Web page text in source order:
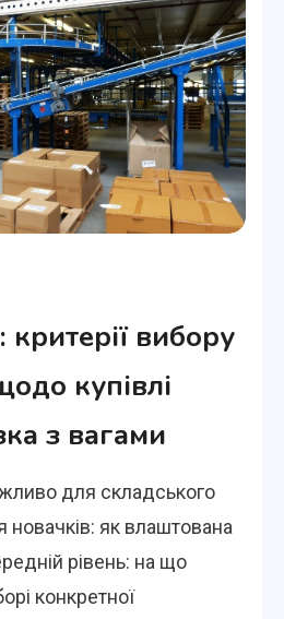
вибору
купівлі
з вагами
для складського
новачків: як влаштована
рівень: на що
конкретної